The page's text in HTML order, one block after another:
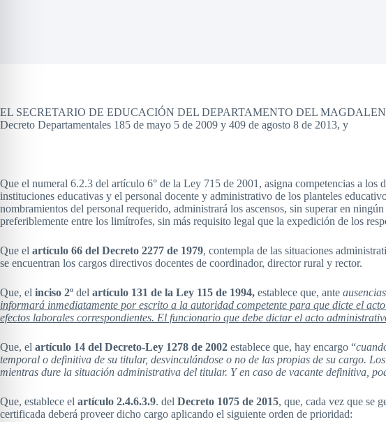
EL SECRETARIO DE EDUCACIÓN DEL DEPARTAMENTO DEL MAGDALENA,
Decreto Departamentales 185 de mayo 5 de 2009 y 409 de agosto 8 de 2013, y
Que el numeral 6.2.3 del artículo 6° de la Ley 715 de 2001, asigna competencias a
instituciones educativas y el personal docente y administrativo de los planteles
nombramientos del personal requerido, administrará los ascensos, sin superar en
preferiblemente entre los limítrofes, sin más requisito legal que la expedición de los
Que el artículo 66 del Decreto 2277 de 1979, contempla de las situaciones
se encuentran los cargos directivos docentes de coordinador, director rural y rector.
Que, el inciso 2º del artículo 131 de la Ley 115 de 1994, establece que, ante ausencias
informará inmediatamente por escrito a la autoridad competente para que dicte el
efectos laborales correspondientes. El funcionario que debe dictar el acto
Que, el artículo 14 del Decreto-Ley 1278 de 2002 establece que, hay encargo “
temporal o definitiva de su titular, desvinculándose o no de las propias de su cargo.
mientras dure la situación administrativa del titular. Y en caso de vacante definitiva,
Que, establece el artículo 2.4.6.3.9. del Decreto 1075 de 2015, que, cada vez que se
certificada deberá proveer dicho cargo aplicando el siguiente orden de prioridad: